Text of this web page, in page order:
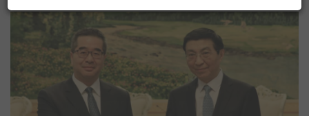
年號的末代目錄。
不放棄希望，最終順利的產下可愛的女
兒，控制了病情，現在孩子已經五歲了。
小紅豆媽媽最近加入了永齡的臨床研究計
劃，希望能透過她的基因，幫助醫師們從
她所經歷的治療，為醫學找到一些線索，
也希望未來有一天，和她一樣的病人，可